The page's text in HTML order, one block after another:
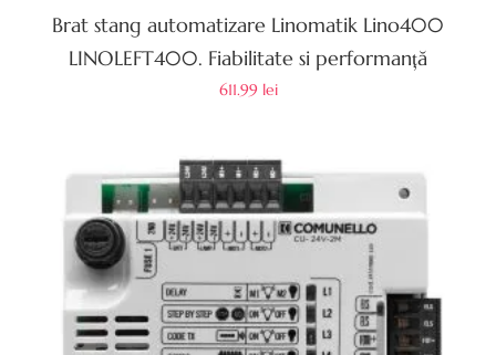
Brat stang automatizare Linomatik Lino400
LINOLEFT400. Fiabilitate si performanță
611.99 lei